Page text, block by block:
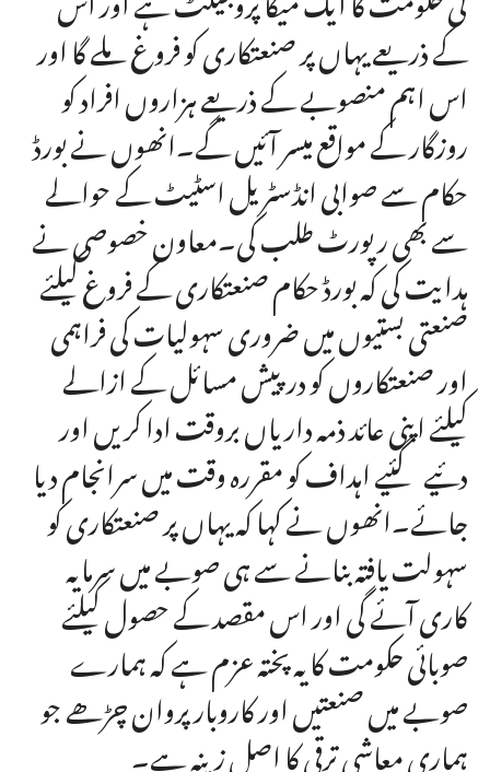
کے ذریعے یہاں پر صنعتکاری کو فروغ ملے گا اور
اس اہم منصوبے کے ذریعے ہزاروں افراد کو
روزگار کے مواقع میسر آئیں گے۔انھوں نے بورڈ
حکام سے صوابی انڈسٹریل اسٹیٹ کے حوالے
سے بھی رپورٹ طلب کی۔معاون خصوصی نے
ہدایت کی کہ بورڈ حکام صنعتکاری کے فروغ کیلئے
صنعتی بستیوں میں ضروری سہولیات کی فراہمی
اور صنعتکاروں کو درپیش مسائل کے ازالے
کیلئے اپنی عائد ذمہ داریاں بروقت ادا کریں اور
دئیے گئیے اہداف کو مقررہ وقت میں سرانجام دیا
جائے۔انھوں نے کہا کہ یہاں پر صنعتکاری کو
سہولت یافتہ بنانے سے ہی صوبے میں سرمایہ
کاری آئے گی اور اس مقصد کے حصول کیلئے
صوبائی حکومت کا یہ پختہ عزم ہے کہ ہمارے
صوبے میں صنعتیں اور کاروبار پروان چڑھے جو
ہماری معاشی ترقی کا اصل زینہ ہے۔